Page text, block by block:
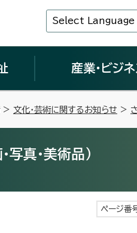
Select Language
産業・ビジネ
> 文化・芸術に関するお知らせ >
真・美術品）
ページ